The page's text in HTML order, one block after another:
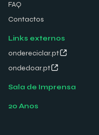
FAQ
Contactos
Links externos
ondereciclar.pt
ondedoar.pt
Sala de Imprensa
20 Anos